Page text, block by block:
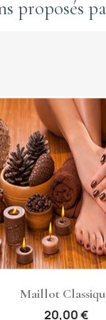
proposés
 Aperçu
Maillot
20,00 €